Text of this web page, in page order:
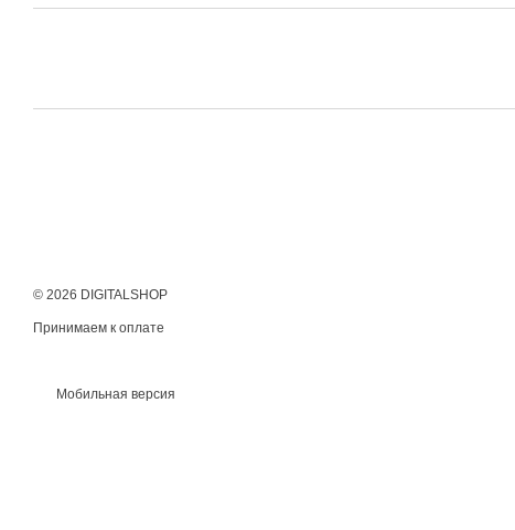
© 2026 DIGITALSHOP
Принимаем к оплате
Мобильная версия